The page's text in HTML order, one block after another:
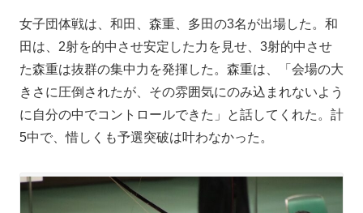
女子団体戦は、和田、森重、多田の3名が出場した。和
田は、2射を的中させ安定した力を見せ、3射的中させ
た森重は抜群の集中力を発揮した。森重は、「会場の大
きさに圧倒されたが、その雰囲気にのみ込まれないよう
に自分の中でコントロールできた」と話してくれた。計
5中で、惜しくも予選突破は叶わなかった。